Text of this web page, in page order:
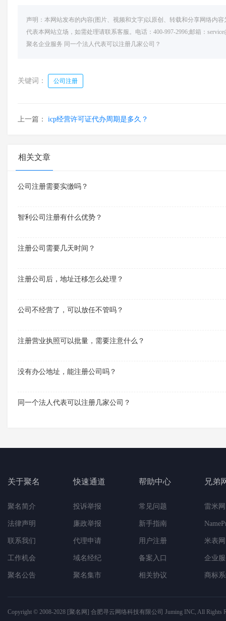
声明：本网站发布的内容(图片、视频和文字)以原创、转载和分享网络内
代表本网站立场，如需处理请联系客服。电话：400-997-2996;邮箱：
聚名企业服务 同一个法人代表可以注册几家公司？
关键词： 公司注册
上一篇： icp经营许可证代办周期是多久？
相关文章
公司注册需要实缴吗？
智利公司注册有什么优势？
注册公司需要几天时间？
注册公司后，地址迁移怎么处理？
公司不经营了，可以放任不管吗？
注册营业执照可以批量，需要注意什么？
没有办公地址，能注册公司吗？
同一个法人代表可以注册几家公司？
关于聚名
聚名简介
法律声明
联系我们
工作机会
聚名公告
快速通道
投诉举报
廉政举报
代理申请
域名经纪
聚名集市
帮助中心
常见问题
新手指南
用户注册
备案入口
相关协议
兄弟
雷米网
米表网
企业
商标
Copyright © 2008-2028 [聚名网] 合肥寻云网络科技有限公司 Juming INC, All Rights